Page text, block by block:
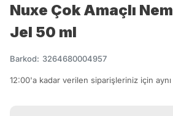
Nuxe Çok Amaçlı
Jel 50 ml
Barkod: 3264680004957
12:00'a kadar verilen siparişleriniz için aynı